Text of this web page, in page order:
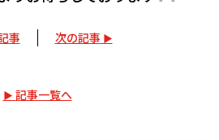
事 次の記事
記事一覧へ